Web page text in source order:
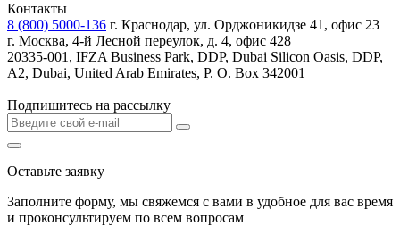
Контакты
8 (800) 5000-136 г. Краснодар, ул. Орджоникидзе 41, офис 23
г. Москва, 4-й Лесной переулок, д. 4, офис 428
20335-001, IFZA Business Park, DDP, Dubai Silicon Oasis, DDP,
A2, Dubai, United Arab Emirates, P. O. Box 342001
Подпишитесь на рассылку
Оставьте заявку
Заполните форму, мы свяжемся с вами в удобное для вас время
и проконсультируем по всем вопросам